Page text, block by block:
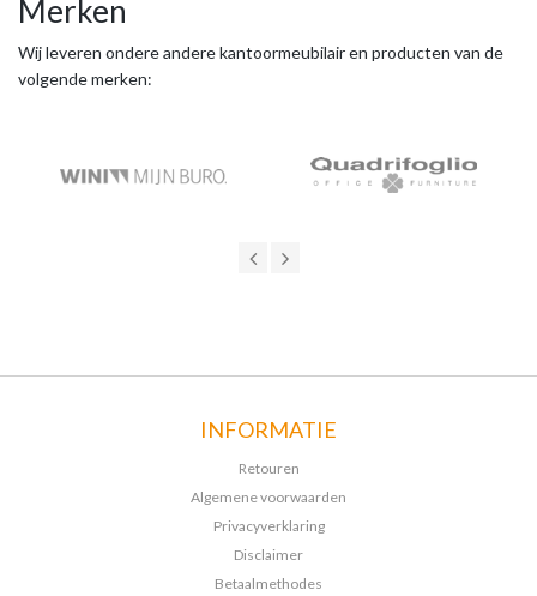
Merken
Wij leveren ondere andere kantoormeubilair en producten van de
volgende merken:
INFORMATIE
Retouren
Algemene voorwaarden
Privacyverklaring
Disclaimer
Betaalmethodes